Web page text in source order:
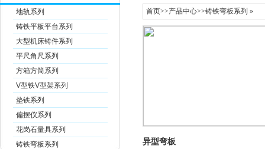
地轨系列
铸铁平板平台系列
大型机床铸件系列
平尺角尺系列
方箱方筒系列
V型铁V型架系列
垫铁系列
偏摆仪系列
花岗石量具系列
铸铁弯板系列
首页>>产品中心>>铸铁弯板系列 »
异型弯板